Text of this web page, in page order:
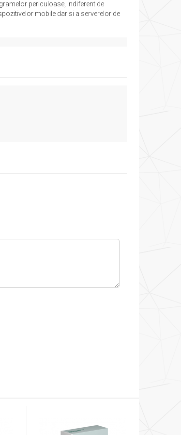
periculoase, indiferent de
mobile dar si a serverelor de